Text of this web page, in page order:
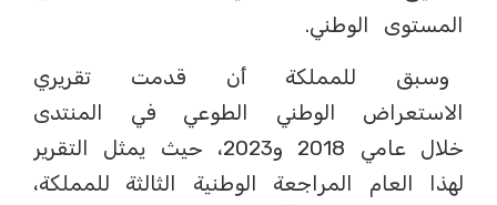
المستوى الوطني.
وسبق للمملكة أن قدمت تقريري
الاستعراض الوطني الطوعي في المنتدى
خلال عامي 2018 و2023، حيث يمثل التقرير
لهذا العام المراجعة الوطنية الثالثة للمملكة،